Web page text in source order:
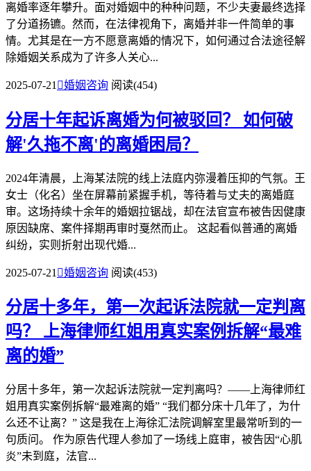
离婚率逐年攀升。面对婚姻中的种种问题，不少夫妻最终选择
了分道扬镳。然而，在法律视角下，离婚并非一件简单的事
情。尤其是在一方不愿意离婚的情况下，如何通过合法途径解
除婚姻关系成为了许多人关心...
2025-07-21 婚姻咨询 阅读(454)
分居十年起诉离婚为何被驳回？ 如何破
解'久拖不离'的离婚困局？
2024年清晨，上海某法院的线上法庭内弥漫着压抑的气氛。王
女士（化名）坐在屏幕前紧握手机，等待着与丈夫的离婚庭
审。这场持续十余年的婚姻拉锯战，却在法官宣布被告因健康
原因缺席、案件择期再审时戛然而止。 这起看似普通的离婚
纠纷，实则折射出现代婚...
2025-07-21 婚姻咨询 阅读(453)
分居十多年，第一次起诉法院就一定判离
吗？ 上海律师红姐用真实案例拆解“最难
离的婚”
分居十多年，第一次起诉法院就一定判离吗？——上海律师红
姐用真实案例拆解“最难离的婚” “我们都分床十几年了，为什
么还不让离？” 这是我在上海徐汇法院调解室里最常听到的一
句质问。 作为原告代理人参加了一场线上庭审，被告因“心肌
炎”未到庭，法官...